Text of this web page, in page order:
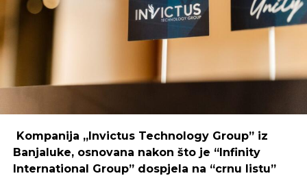
coworking prostori mogu uspješno djelovati i u
regijama koje nisu urbani centri, ali zahtijeva
podršku i ulaganja koja će omogućiti dugoročnu
održivost ovakvih inicijativa.
Kompanija „Invictus Technology Group” iz
Banjaluke, osnovana nakon što je “Infinity
International Group” dospjela na “crnu listu”